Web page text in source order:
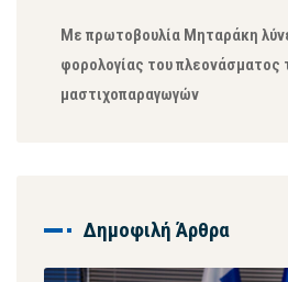
Με πρωτοβουλία Μηταράκη
φορολογίας του πλεονάσματος
μαστιχοπαραγωγών
Δημοφιλή Άρθρα